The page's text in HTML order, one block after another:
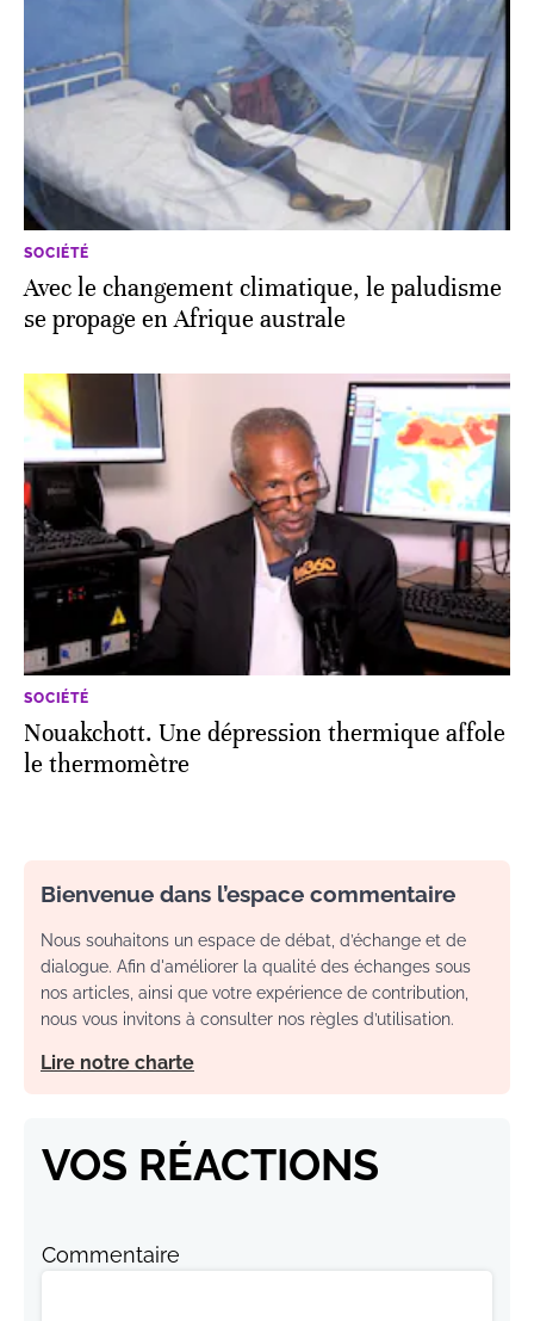
SOCIÉTÉ
Avec le changement climatique, le paludisme
se propage en Afrique australe
SOCIÉTÉ
Nouakchott. Une dépression thermique affole
le thermomètre
Bienvenue dans l’espace commentaire
Nous souhaitons un espace de débat, d’échange et de
dialogue. Afin d'améliorer la qualité des échanges sous
nos articles, ainsi que votre expérience de contribution,
nous vous invitons à consulter nos règles d’utilisation.
Lire notre charte
VOS RÉACTIONS
Commentaire